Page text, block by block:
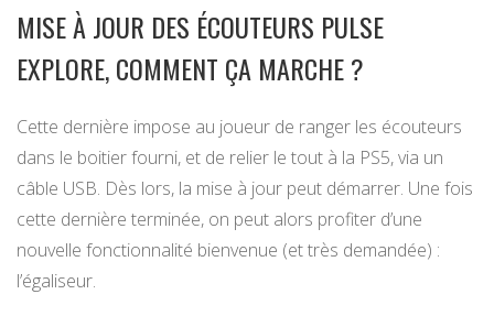
MISE À JOUR DES ÉCOUTEURS PULSE
EXPLORE, COMMENT ÇA MARCHE ?
Cette dernière impose au joueur de ranger les écouteurs
dans le boitier fourni, et de relier le tout à la PS5, via un
câble USB. Dès lors, la mise à jour peut démarrer. Une fois
cette dernière terminée, on peut alors profiter d’une
nouvelle fonctionnalité bienvenue (et très demandée) :
l’égaliseur.